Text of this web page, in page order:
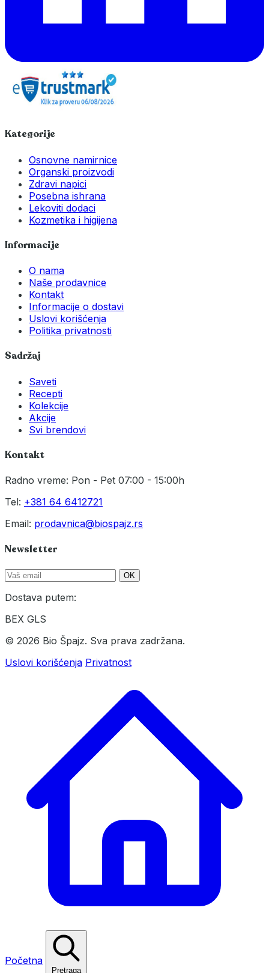
Kategorije
Osnovne namirnice
Organski proizvodi
Zdravi napici
Posebna ishrana
Lekoviti dodaci
Kozmetika i higijena
Informacije
O nama
Naše prodavnice
Kontakt
Informacije o dostavi
Uslovi korišćenja
Politika privatnosti
Sadržaj
Saveti
Recepti
Kolekcije
Akcije
Svi brendovi
Kontakt
Radno vreme: Pon - Pet 07:00 - 15:00h
Tel: +381 64 6412721
Email: prodavnica@biospajz.rs
Newsletter
OK
Dostava putem:
BEX GLS
© 2026 Bio Špajz. Sva prava zadržana.
Uslovi korišćenja Privatnost
Početna
Pretraga